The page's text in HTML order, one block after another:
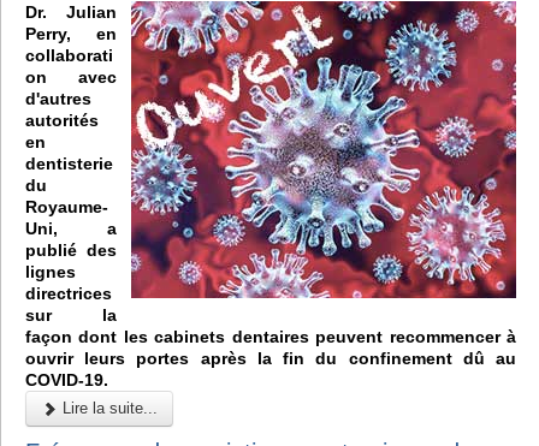
Dr. Julian
Perry, en
collaborati
on avec
d'autres
autorités
en
dentisterie
du
Royaume-
Uni, a
publié des
lignes
directrices
sur la
façon dont les cabinets dentaires peuvent recommencer à
ouvrir leurs portes après la fin du confinement dû au
COVID-19.
Lire la suite...